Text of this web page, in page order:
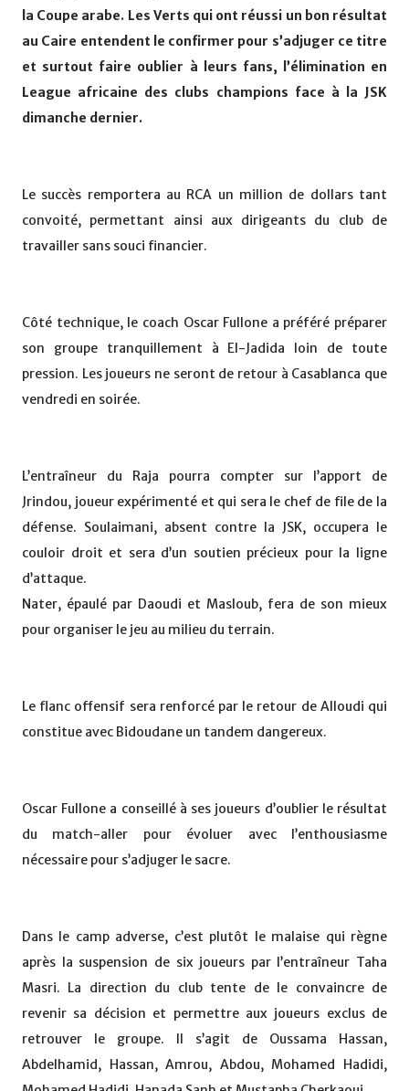
la Coupe arabe. Les Verts qui ont réussi un bon résultat
au Caire entendent le confirmer pour s’adjuger ce titre
et surtout faire oublier à leurs fans, l’élimination en
League africaine des clubs champions face à la JSK
dimanche dernier.
Le succès remportera au RCA un million de dollars tant
convoité, permettant ainsi aux dirigeants du club de
travailler sans souci financier.
Côté technique, le coach Oscar Fullone a préféré préparer
son groupe tranquillement à El-Jadida loin de toute
pression. Les joueurs ne seront de retour à Casablanca que
vendredi en soirée.
L’entraîneur du Raja pourra compter sur l’apport de
Jrindou, joueur expérimenté et qui sera le chef de file de la
défense. Soulaimani, absent contre la JSK, occupera le
couloir droit et sera d’un soutien précieux pour la ligne
d’attaque.
Nater, épaulé par Daoudi et Masloub, fera de son mieux
pour organiser le jeu au milieu du terrain.
Le flanc offensif sera renforcé par le retour de Alloudi qui
constitue avec Bidoudane un tandem dangereux.
Oscar Fullone a conseillé à ses joueurs d’oublier le résultat
du match-aller pour évoluer avec l’enthousiasme
nécessaire pour s’adjuger le sacre.
Dans le camp adverse, c’est plutôt le malaise qui règne
après la suspension de six joueurs par l’entraîneur Taha
Masri. La direction du club tente de le convaincre de
revenir sa décision et permettre aux joueurs exclus de
retrouver le groupe. Il s’agit de Oussama Hassan,
Abdelhamid, Hassan, Amrou, Abdou, Mohamed Hadidi,